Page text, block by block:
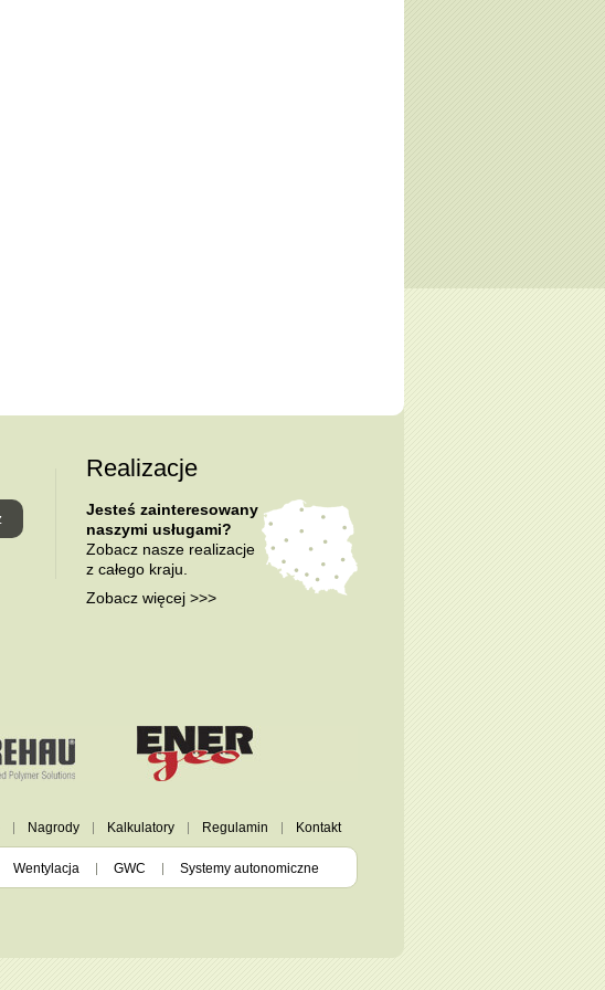
Realizacje
Jesteś zainteresowany
naszymi usługami?
Zobacz nasze realizacje
z całego kraju.
Zobacz więcej >>>
Nagrody Kalkulatory Regulamin Kontakt
Wentylacja GWC Systemy autonomiczne